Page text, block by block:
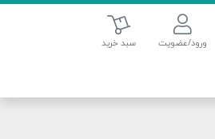
ورود/عضویت
سبد خرید
سبد خرید